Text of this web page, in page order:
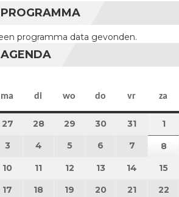
PROGRAMMA
programma data gevonden.
AGENDA
ma maandag
di dinsdag
wo woensdag
do donderdag
vr vrijdag
za
27 27 juli 2026
28 28 juli 2026
29 29 juli 2026
3030 juli 2026
31 31 juli11
3 3 augustus 2026
4 4 augustus 2026
55 augustus 2026
6 6 augustus 2026
7 7 88
10 10 augustus 2026
11 11 augustus 2026
12 12 augustus 2026
13 13 augustus
14 14 15
17 17 augustus 2026
18 18 augustus 2026
19 19 augustus 2026
20 20 augustus
21 21 22